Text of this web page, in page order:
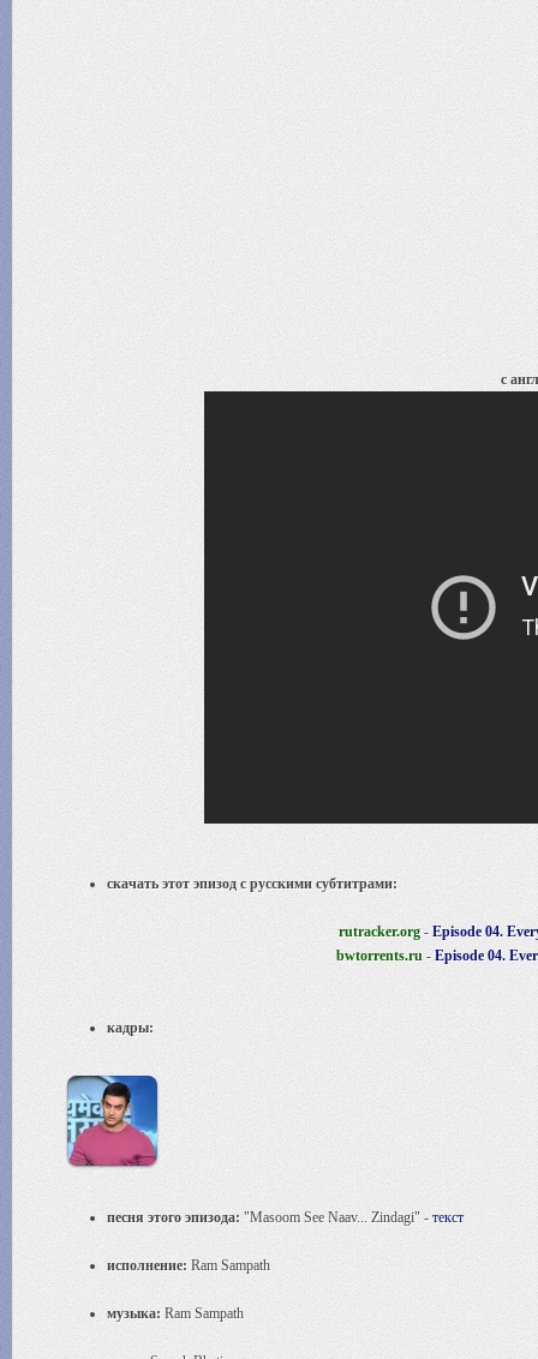
с
скачать этот эпизод с русскими субтитрами:
rutracker.org- Episode 04.
bwtorrents.ru- Episode 04.
кадры:
песня этого эпизода: "Masoom See Naav... Zindagi" - текст
исполнение: Ram Sampath
музыка: Ram Sampath